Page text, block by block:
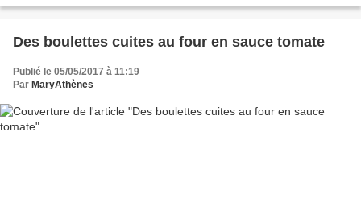
Des boulettes cuites au four en sauce tomate
Publié le 05/05/2017 à 11:19
Par MaryAthènes